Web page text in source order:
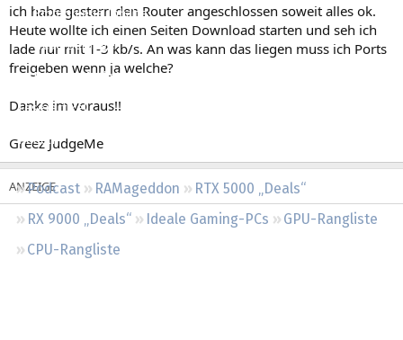
Empfohlene Inhalte
Neue Beiträge
Neueste Aktivitäten
Leserartikel
Regeln
Podcast RAMageddon
RTX 5000 „Deals“
RX 9000 „Deals“
Ideale Gaming-PCs
GPU-Rangliste
CPU-Rangliste
ich habe gestern den Router angeschlossen soweit alles ok.
Heute wollte ich einen Seiten Download starten und seh ich
lade nur mit 1-3 kb/s. An was kann das liegen muss ich Ports
freigeben wenn ja welche?
Danke im voraus!!
Greez JudgeMe